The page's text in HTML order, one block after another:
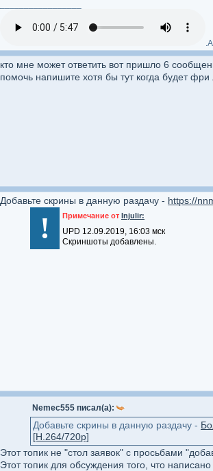
кто мне может ответить вот пришло 6
помочь напишите хотя бы тут когда будет фри
Добавьте скрины в данную раздачу - https://
! Примечание от Injulir:
UPD 12.09.2019, 16:03 мск
Скриншоты добавлены.
Nemec555 писал(а):
Добавьте скрины в данную раздачу -
[H.264/720p]
Этот топик не "стол заявок" с просьбами
Этот топик для обсуждения того, что